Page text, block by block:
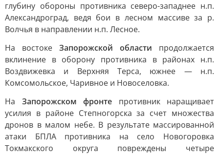
глубину обороны противника северо-западнее н.п.
Александроград, ведя бои в лесном массиве за р.
Волчья в направлении н.п. Лесное.
На востоке Запорожской области продолжается
вклинение в оборону противника в районах н.п.
Воздвижевка и Верхняя Терса, южнее — н.п.
Комсомольское, Чаривное и Новоселовка.
На Запорожском фронте противник наращивает
усилия в районе Степногорска за счет множества
дронов в малом небе. В результате массированной
атаки БПЛА противника на село Новогоровка
Токмакского округа повреждены четыре